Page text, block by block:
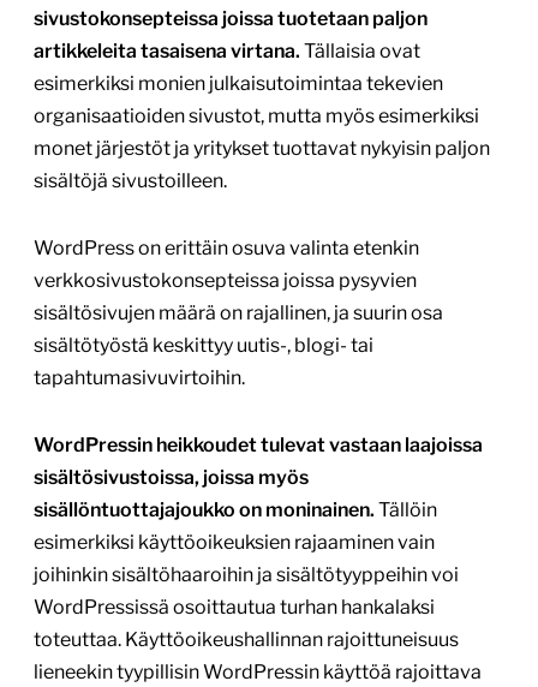
sivustokonsepteissa joissa tuotetaan paljon
artikkeleita tasaisena virtana. Tällaisia ovat
esimerkiksi monien julkaisutoimintaa tekevien
organisaatioiden sivustot, mutta myös esimerkiksi
monet järjestöt ja yritykset tuottavat nykyisin paljon
sisältöjä sivustoilleen.
WordPress on erittäin osuva valinta etenkin
verkkosivustokonsepteissa joissa pysyvien
sisältösivujen määrä on rajallinen, ja suurin osa
sisältötyöstä keskittyy uutis-, blogi- tai
tapahtumasivuvirtoihin.
WordPressin heikkoudet tulevat vastaan laajoissa
sisältösivustoissa, joissa myös
sisällöntuottajajoukko on moninainen. Tällöin
esimerkiksi käyttöoikeuksien rajaaminen vain
joihinkin sisältöhaaroihin ja sisältötyyppeihin voi
WordPressissä osoittautua turhan hankalaksi
toteuttaa. Käyttöoikeushallinnan rajoittuneisuus
lieneekin tyypillisin WordPressin käyttöä rajoittava